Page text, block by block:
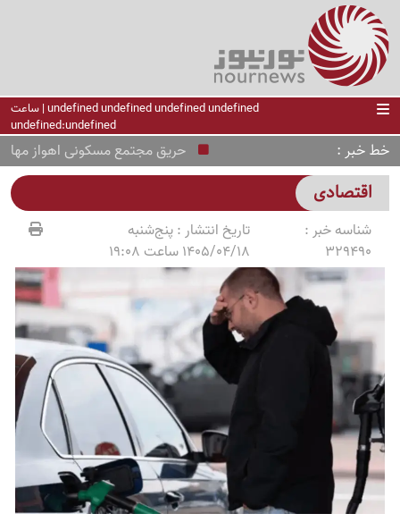
undefined undefined undefined undefined | ساعت
undefined:undefined
خط خبر حریق مجتمع مسکونی اهواز مهار شد
اقتصادی
شناسه خبر :
329490
تاریخ انتشار :پنج‌شنبه
1405/04/18 ساعت 19:08